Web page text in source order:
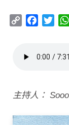
Copy
主持人：